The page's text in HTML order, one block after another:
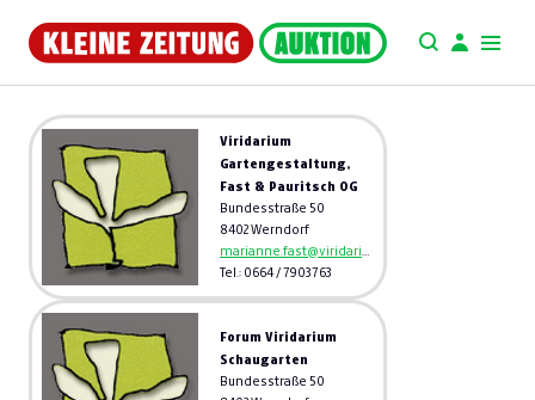
Viridarium
Gartengestaltung,
Fast & Pauritsch OG
Bundesstraße 50
8402 Werndorf
Tel.: 0664 / 7903763
Forum Viridarium
Schaugarten
Bundesstraße 50